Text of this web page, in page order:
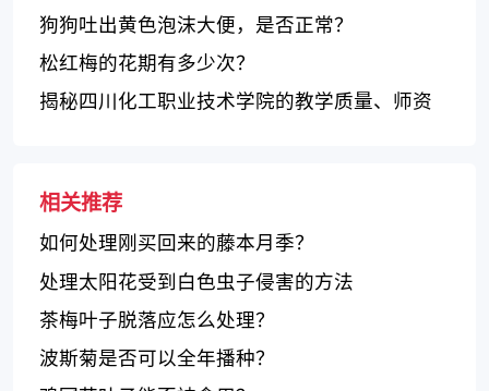
狗狗吐出黄色泡沫大便，是否正常？
松红梅的花期有多少次？
揭秘四川化工职业技术学院的教学质量、师资
相关推荐
如何处理刚买回来的藤本月季？
处理太阳花受到白色虫子侵害的方法
茶梅叶子脱落应怎么处理？
波斯菊是否可以全年播种？